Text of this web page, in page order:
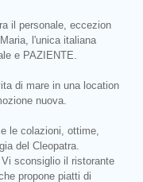
il personale, eccezion
l'unica italiana
e PAZIENTE.
di mare in una location
nuova.
le colazioni, ottime,
del Cleopatra.
sconsiglio il ristorante
propone piatti di